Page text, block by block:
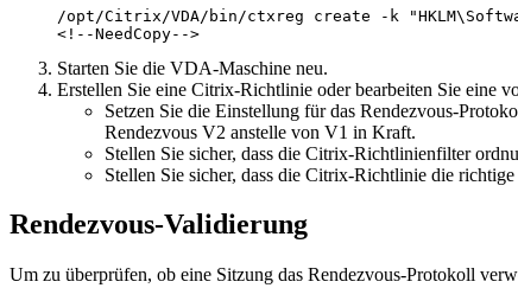
/opt/Citrix/VDA/bin/ctxreg create -k
Starten Sie die VDA-Maschine neu.
Erstellen Sie eine Citrix-Richtlinie oder bearbeiten Sie eine
Setzen Sie die Einstellung für das Rendezvous-
Rendezvous V2 anstelle von V1 in Kraft.
Stellen Sie sicher, dass die Citrix-Richtlinienfilter
Stellen Sie sicher, dass die Citrix-Richtlinie die
Rendezvous-Validierung
Um zu überprüfen, ob eine Sitzung das Rendezvous-Protokoll